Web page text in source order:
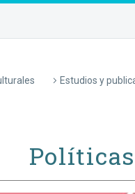
Estudios y